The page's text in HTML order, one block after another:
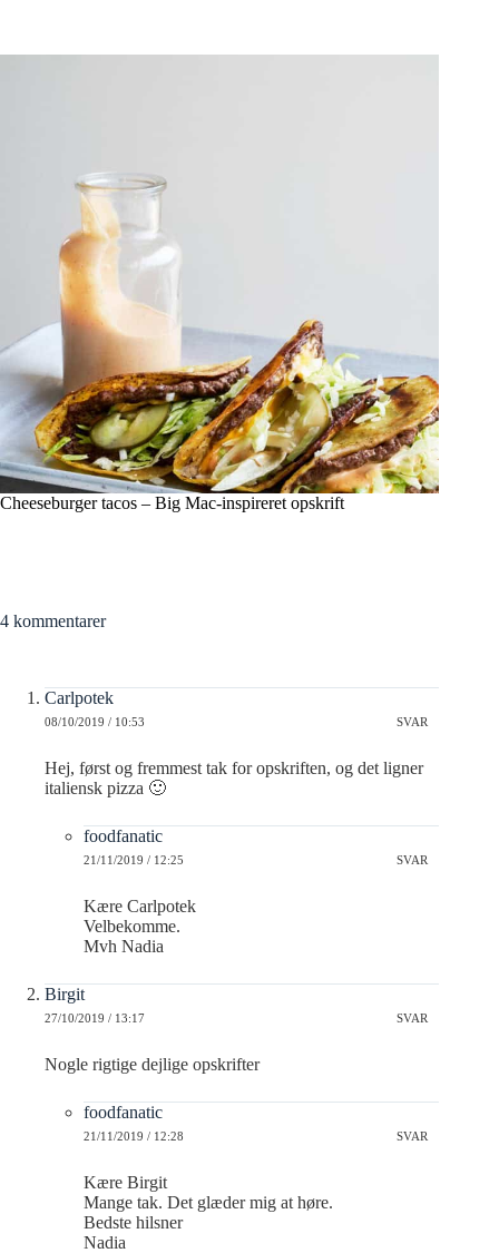
Cheeseburger tacos – Big Mac-inspireret opskrift
4 kommentarer
Carlpotek
08/10/2019 / 10:53 SVAR
Hej, først og fremmest tak for opskriften, og det ligner
italiensk pizza 🙂
foodfanatic
21/11/2019 / 12:25 SVAR
Kære Carlpotek
Velbekomme.
Mvh Nadia
Birgit
27/10/2019 / 13:17 SVAR
Nogle rigtige dejlige opskrifter
foodfanatic
21/11/2019 / 12:28 SVAR
Kære Birgit
Mange tak. Det glæder mig at høre.
Bedste hilsner
Nadia